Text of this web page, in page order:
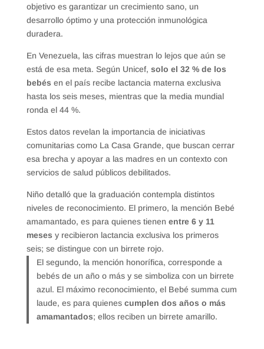
objetivo es garantizar un crecimiento sano, un
desarrollo óptimo y una protección inmunológica
duradera.
En Venezuela, las cifras muestran lo lejos que aún se
está de esa meta. Según Unicef, solo el 32 % de los
bebés en el país recibe lactancia materna exclusiva
hasta los seis meses, mientras que la media mundial
ronda el 44 %.
Estos datos revelan la importancia de iniciativas
comunitarias como La Casa Grande, que buscan cerrar
esa brecha y apoyar a las madres en un contexto con
servicios de salud públicos debilitados.
Niño detalló que la graduación contempla distintos
niveles de reconocimiento. El primero, la mención Bebé
amamantado, es para quienes tienen entre 6 y 11
meses y recibieron lactancia exclusiva los primeros
seis; se distingue con un birrete rojo.
El segundo, la mención honorífica, corresponde a
bebés de un año o más y se simboliza con un birrete
azul. El máximo reconocimiento, el Bebé summa cum
laude, es para quienescumplen dos años o más
amamantados; ellos reciben un birrete amarillo.